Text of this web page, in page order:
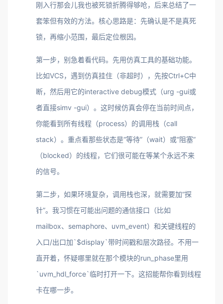
刚入行那会儿我也被死锁折腾得够呛，后来总结了一
套笨但有效的方法。核心思路是：先确认是不是真死
锁，再缩小范围，最后定位根因。
第一步，别急着看代码。先用仿真工具的基础功能。
比如VCS，遇到仿真挂住（非超时），先按Ctrl+C中
断，然后用它的interactive debug模式（urg -gui或
者直接simv -gui）。这时候仿真会停在当前时间点，
你能看到所有线程（process）的调用栈（call
stack）。重点看那些状态是“等待”（wait）或“阻塞”
（blocked）的线程，它们很可能在等某个永远不来
的信号。
第二步，如果环境复杂，调用栈也深，就需要加“探
针”。我习惯在可能出问题的通信接口（比如
mailbox、semaphore、uvm_event）和关键线程的
入口/出口加`$display`带时间戳和层次路径。不用一
直开着，怀疑哪里就在那个模块的run_phase里用
`uvm_hdl_force`临时打开一下。这招能帮你看到线程
卡在哪一步。